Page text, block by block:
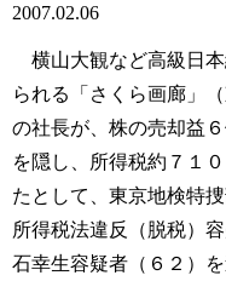
2007.02.06
横山大観など高級日
られる「さくら画廊」（
の社長が、株の売却益
を隠し、所得税約７１
たとして、東京地検特捜
所得税法違反（脱税）
石幸生容疑者（６２）